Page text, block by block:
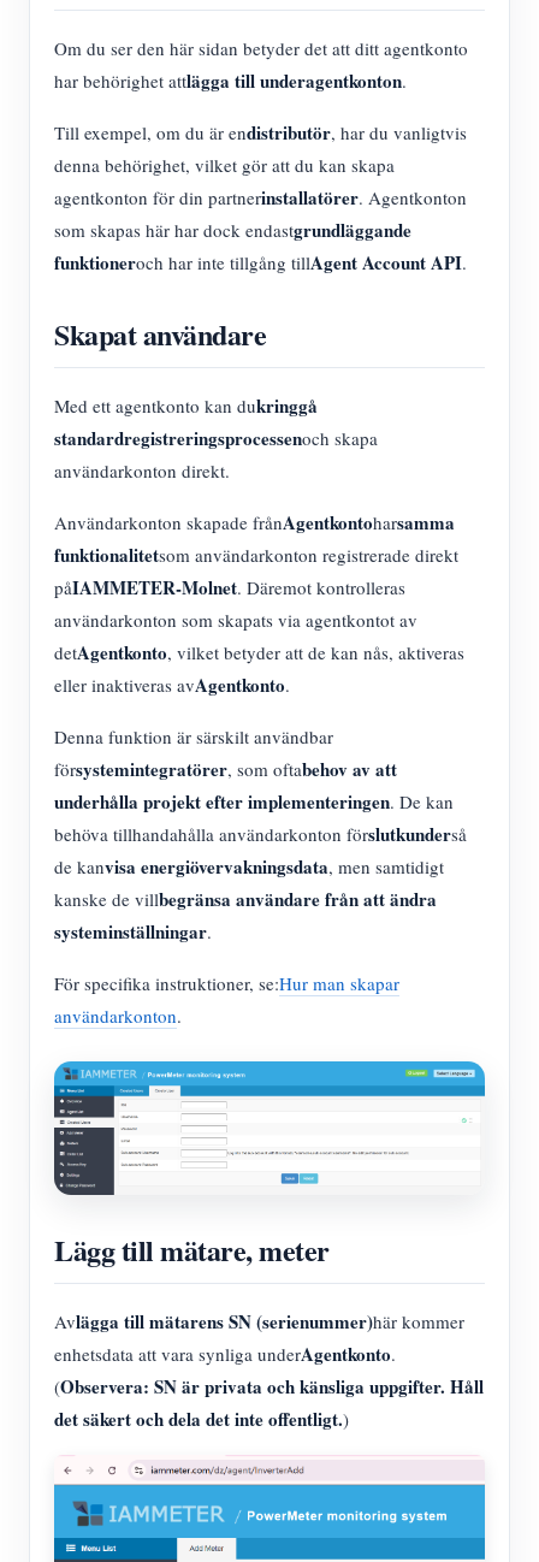
Om du ser den här sidan betyder det att ditt agentkonto
har behörighet attlägga till underagentkonton.
Till exempel, om du är endistributör, har du vanligtvis
denna behörighet, vilket gör att du kan skapa
agentkonton för din partnerinstallatörer. Agentkonton
som skapas här har dock endastgrundläggande
funktioneroch har inte tillgång tillAgent Account API.
Skapat användare
Med ett agentkonto kan dukringgå
standardregistreringsprocessenoch skapa
användarkonton direkt.
Användarkonton skapade frånAgentkontoharsamma
funktionalitetsom användarkonton registrerade direkt
påIAMMETER-Molnet. Däremot kontrolleras
användarkonton som skapats via agentkontot av
detAgentkonto, vilket betyder att de kan nås, aktiveras
eller inaktiveras avAgentkonto.
Denna funktion är särskilt användbar
försystemintegratörer, som oftabehov av att
underhålla projekt efter implementeringen. De kan
behöva tillhandahålla användarkonton förslutkunderså
de kanvisa energiövervakningsdata, men samtidigt
kanske de villbegränsa användare från att ändra
systeminställningar.
För specifika instruktioner, se:Hur man skapar
användarkonton.
Lägg till mätare, meter
Avlägga till mätarens SN (serienummer)här kommer
enhetsdata att vara synliga underAgentkonto.
(Observera: SN är privata och känsliga uppgifter. Håll
det säkert och dela det inte offentligt.)